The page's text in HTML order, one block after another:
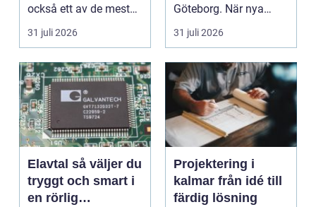
också ett av de mest
missförstådda. Många
tänke...
31 juli 2026
Göteborg. När nya
bostäder, broar,...
31 juli 2026
Elavtal så väljer du
tryggt och smart i
en rörlig
Projektering i
kalmar från idé till
färdig lösning